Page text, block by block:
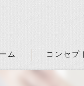
ム コンセプ